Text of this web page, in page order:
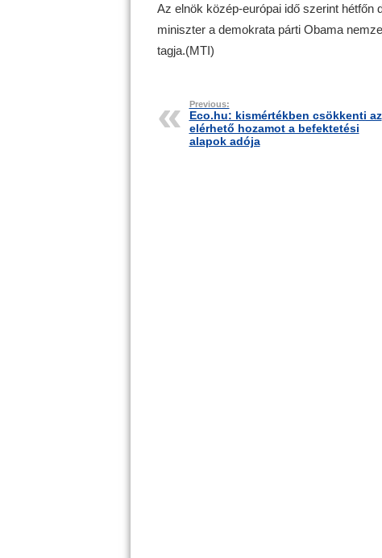
Az elnök közép-európai idő szerint hétfőn
miniszter a demokrata párti Obama
tagja.(MTI)
Previous:
Eco.hu: kismértékben csökkenti az
elérhető hozamot a befektetési
alapok adója